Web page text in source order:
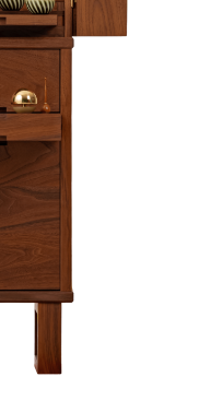
う
ション仏壇